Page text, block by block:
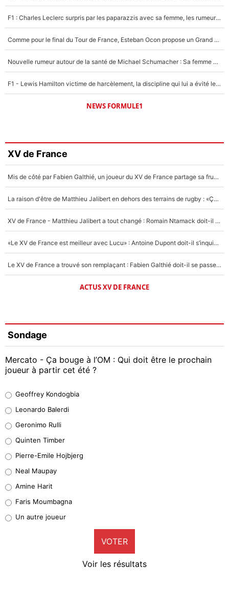
F1 : Charles Leclerc surpris par les paparazzis avec sa femme, les rumeurs étaient vraies !
Comme pour le final du Tour de France, Esteban Ocon propose un Grand Prix de Formule 1 à Paris : «Autour de l’Arc de Triomphe, ce serait génial» !
Nouvelle rumeur autour de la santé de Michael Schumacher : Sa femme Corinna sort du silence
F1 - Lewis Hamilton victime de harcèlement, la discipline qui lui a évité le pire : «J'aurais probablement mal tourné»
NEWS FORMULE1
XV de France
Mis de côté par Fabien Galthié, un joueur du XV de France partage sa frustration : «ils ne me l’ont pas dit tout de suite»
La raison d'être de Matthieu Jalibert en dehors des terrains de rugby : «Ça m'atteint autant que si tu touches à un membre de ma famille»
XV de France - Matthieu Jalibert a tout changé : Romain Ntamack doit-il s’inquiéter pour sa place à un an de la Coupe du monde ?
«Le XV de France est meilleur avec Lucu» : Antoine Dupont doit-il s’inquiéter pour sa place ?
Le XV de France a trouvé son remplaçant : Fabien Galthié doit-il se passer d'Antoine Dupont ?
ACTUS XV DE FRANCE
Sondage
Mercato - Ça bouge à l’OM : Qui doit être le prochain
joueur à partir cet été ?
38%
32%
5%
1%
9%
Geoffrey Kondogbia
Leonardo Balerdi
Geronimo Rulli
Quinten Timber
Pierre-Emile Hojbjerg
Neal Maupay
Amine Harit
Faris Moumbagna
Un autre joueur
VOTER
Voir les résultats